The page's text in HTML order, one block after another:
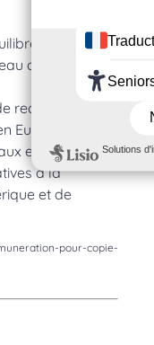
et
que les
redevance au
Europe au titre
entre Etats
à la
et de
pour-copie-